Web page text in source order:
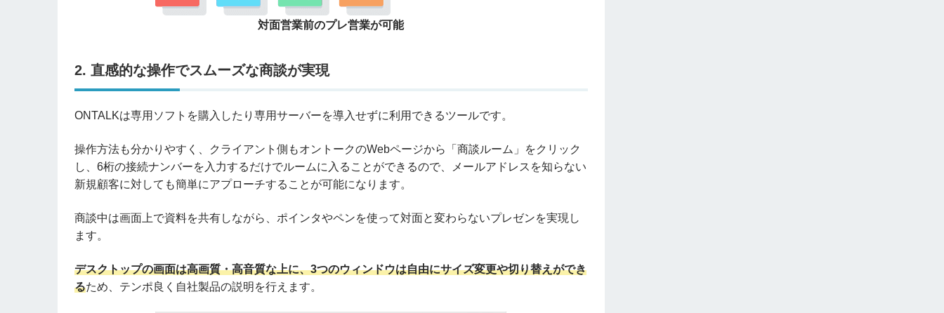
対面営業前のプレ営業が可能
2. 直感的な操作でスムーズな商談が実現
ONTALKは専用ソフトを購入したり専用サーバーを導入せずに利用できるツールです。
操作方法も分かりやすく、クライアント側もオントークのWebページから「商談ルーム」をクリック
し、6桁の接続ナンバーを入力するだけでルームに入ることができるので、メールアドレスを知らない
新規顧客に対しても簡単にアプローチすることが可能になります。
商談中は画面上で資料を共有しながら、ポインタやペンを使って対面と変わらないプレゼンを実現し
ます。
デスクトップの画面は高画質・高音質な上に、3つのウィンドウは自由にサイズ変更や切り替えができ
るため、テンポ良く自社製品の説明を行えます。